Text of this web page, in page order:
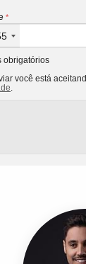
obrigatórios
você está
.